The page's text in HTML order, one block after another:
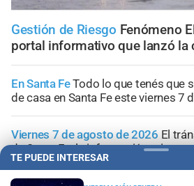
Gestión de Riesgo Fenómeno
portal informativo que lanzó la
En Santa FeTodo lo que tenés que
de casa en Santa Fe este viernes 7
Viernes 7 de agosto de 2026 El
de Santa Fe; la información minuto
TE PUEDE INTERESAR